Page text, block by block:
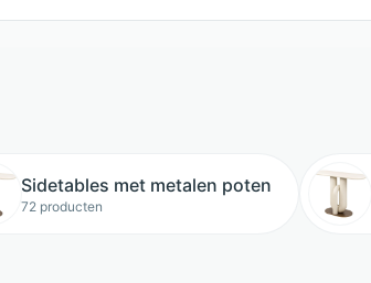
Sidetables met metalen poten
72 producten